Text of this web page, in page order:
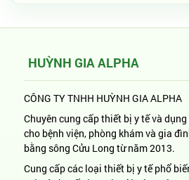
HUỲNH GIA ALPHA
CÔNG TY TNHH HUỲNH GIA ALPHA
Chuyên cung cấp thiết bị y tế và
cho bệnh viện, phòng khám và gia
bằng sông Cửu Long từ năm 2013.
Cung cấp các loại thiết bị y tế phổ